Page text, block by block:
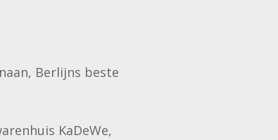
Berlijns beste
KaDeWe,